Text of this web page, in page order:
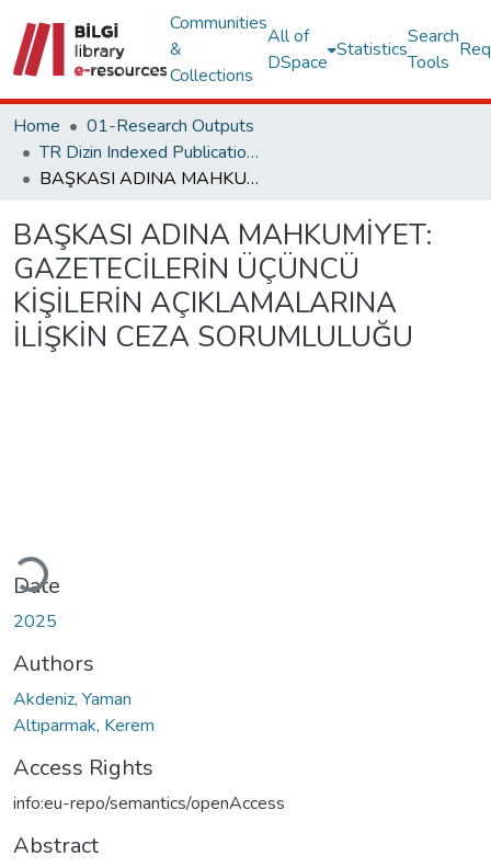
Communities
&
Collections
All of
DSpace
Statistics
Search
Tools
Home
01-Research Outputs
TR Dizin Indexed Publications
BAŞKASI ADINA MAHKUMİYET: GAZETECİLERİN ÜÇÜNCÜ KİŞİLERİN AÇIKLAMALARINA İLİŞKİN CEZA SORUMLULUĞU
BAŞKASI ADINA MAHKUMİYET:
GAZETECİLERİN ÜÇÜNCÜ
KİŞİLERİN AÇIKLAMALARINA
İLİŞKİN CEZA SORUMLULUĞU
Loading...
Date
2025
Authors
Akdeniz, Yaman
Altıparmak, Kerem
Access Rights
info:eu-repo/semantics/openAccess
Abstract